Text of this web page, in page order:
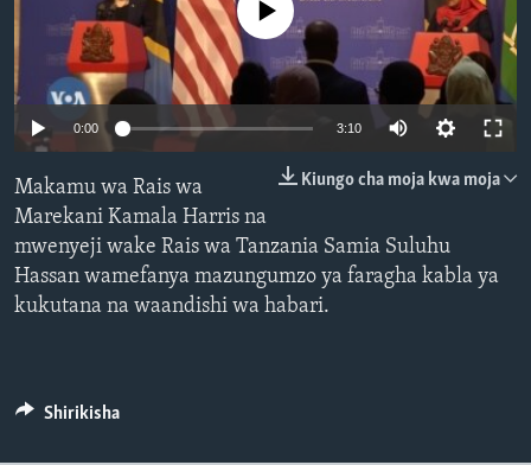
No media source currently available
0:00 3:10
Kiungo cha moja kwa moja
Makamu wa Rais wa
Marekani Kamala Harris na
mwenyeji wake Rais wa Tanzania Samia Suluhu
Hassan wamefanya mazungumzo ya faragha kabla ya
kukutana na waandishi wa habari.
Shirikisha